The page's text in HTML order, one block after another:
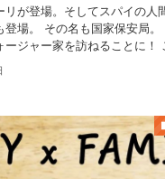
リが登場。そしてスパイの人
登場。 その名も国家保安局
ージャー家を訪ねることに！